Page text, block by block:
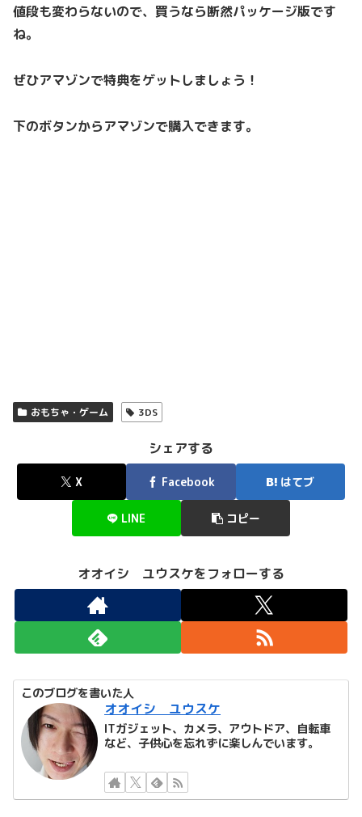
値段も変わらないので、買うなら断然パッケージ版です
ね。
ぜひアマゾンで特典をゲットしましょう！
下のボタンからアマゾンで購入できます。
おもちゃ・ゲーム 3DS
シェアする
X Facebook はてブ
LINE コピー
オオイシ ユウスケをフォローする
このブログを書いた人
オオイシ ユウスケ
ITガジェット、カメラ、アウトドア、自転車
など、子供心を忘れずに楽しんでいます。